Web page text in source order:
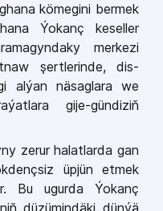
kömegini bermek
Ýokanç keseller
merkezi
şertlerinde, dis­
alýan näsaglara we
gije­-gündiziň
zerur halatlarda gan
üpjün etmek
Bu ugurda Ýokanç
düzümindä­ki dünýä